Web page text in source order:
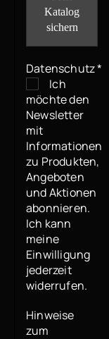
Datenschutz*
Ich
möchte den
Newsletter
mit
Informationen
zu Produkten,
Angeboten
und Aktionen
abonnieren.
Ich kann
meine
Einwilligung
jederzeit
widerrufen.
Hinweise
zum